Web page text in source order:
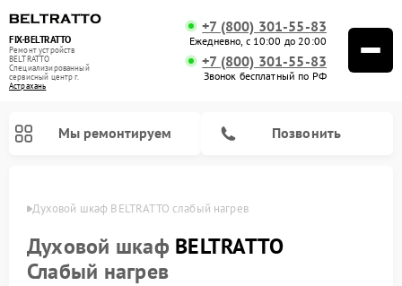
FIX-BELTRATTO
Ремонт устройств
BELTRATTO
Специализированный
cервисный центр г.
Астрахань
+7 (800) 301-55-83
Ежедневно, с 10:00 до 20:00
+7 (800) 301-55-83
Звонок бесплатный по РФ
Мы ремонтируем Позвонить
Духовой шкаф BELTRATTO слабый нагрев
Духовой шкаф BELTRATTO
Слабый нагрев